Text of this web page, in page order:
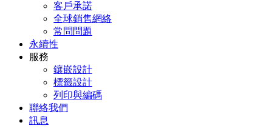
客戶承諾
全球銷售網絡
常問問題
永續性
服務
鑲嵌設計
標籤設計
列印與編碼
聯絡我們
訊息